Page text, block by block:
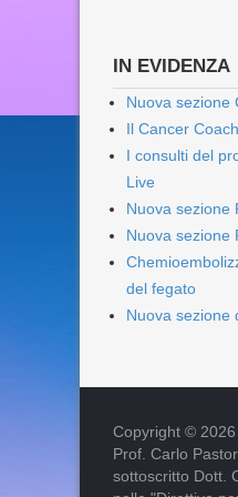
IN EVIDENZA
Nuova sezione
Il Cancer
I consulti del
Live
Nuova sezione
Nuova sezione
del fegato
Nuova sezione
Copyright ©
Prof. Carlo
sottoscritto Dott.